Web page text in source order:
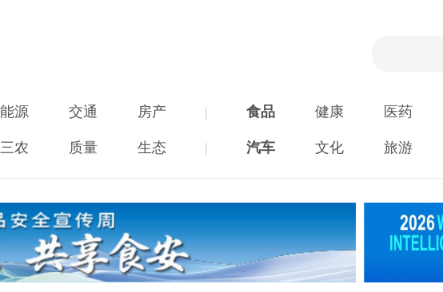
能源 交通 房产 | 食品 健康 医药
三农 质量 生态 | 汽车 文化 旅游